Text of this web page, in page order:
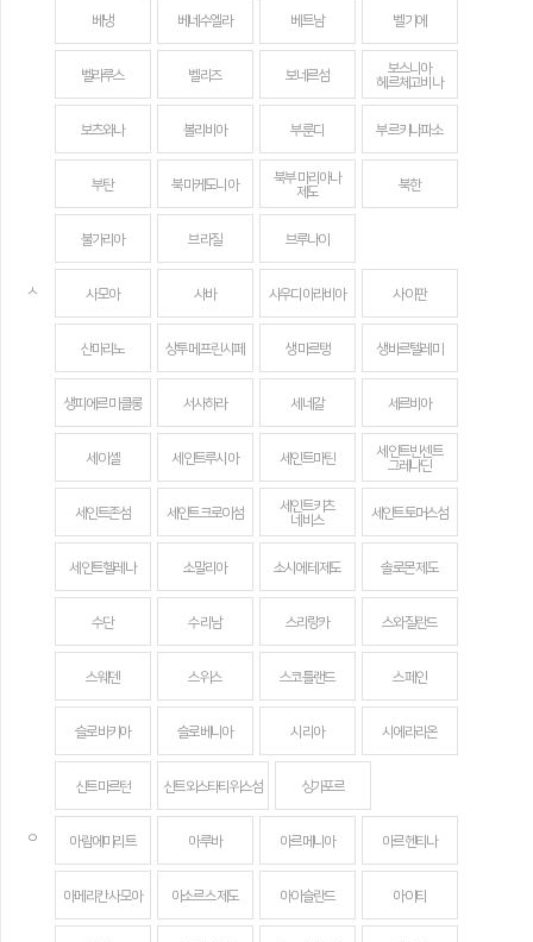
베냉 베네수엘라 베트남 벨기에
벨라루스 벨리즈 보네르섬
보스니아
헤르체고비나
보츠와나 볼리비아 부룬디 부르키나파소
부탄 북마케도니아
북부 마리아나
제도
북한
불가리아 브라질 브루나이
ㅅ 사모아 사바 사우디아라비아 사이판
산마리노 상투메 프린시페 생 마르탱 생바르텔레미
생피에르 미클롱 서사하라 세네갈 세르비아
세이셸 세인트루시아 세인트마틴
세인트빈센트
그레나딘
세인트존섬 세인트크로이섬
세인트키츠
네비스
세인트토머스섬
세인트헬레나 소말리아 소시에테 제도 솔로몬 제도
수단 수리남 스리랑카 스와질란드
스웨덴 스위스 스코틀랜드 스페인
슬로바키아 슬로베니아 시리아 시에라리온
신트마르턴 신트외스타티위스섬 싱가포르
ㅇ 아랍에미리트 아루바 아르메니아 아르헨티나
아메리칸 사모아 아소르스 제도 아이슬란드 아이티